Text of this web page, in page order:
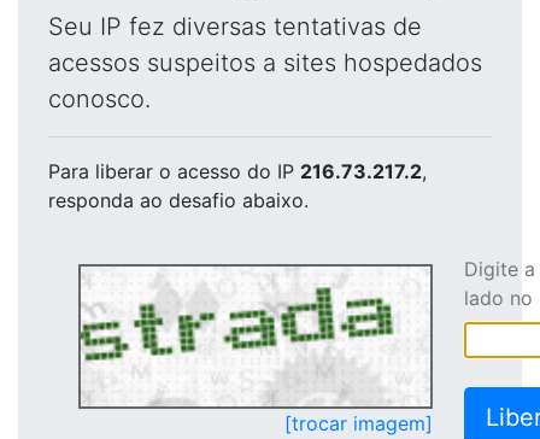
Seu IP fez diversas tentativas de
acessos suspeitos a sites hospedados
conosco.
Para liberar o acesso do IP 216.73.217.2,
responda ao desafio abaixo.
[trocar imagem]
Digite
lado no